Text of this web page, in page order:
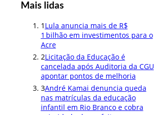
Mais lidas
1 Lula anuncia mais de R$
1 bilhão em investimentos para o
Acre
2Licitação da Educação é
cancelada após Auditoria da CGU
apontar pontos de melhoria
3André Kamai denuncia queda
nas matrículas da educação
infantil em Rio Branco e cobra